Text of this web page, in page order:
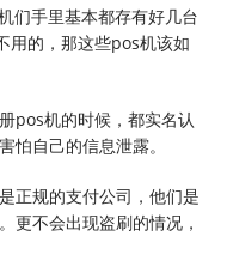
们手里基本都存有好几台
用的，那这些pos机该如
pos机的时候，都实名认
怕自己的信息泄露。
正规的支付公司，他们是
更不会出现盗刷的情况，